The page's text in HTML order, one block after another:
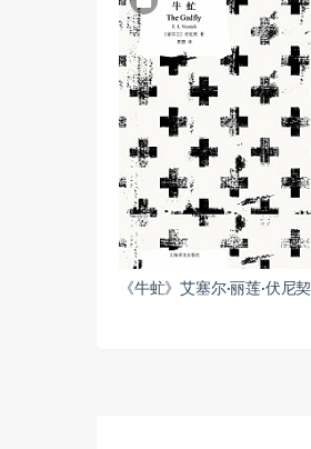
《牛虻》艾塞尔·丽莲·伏尼契